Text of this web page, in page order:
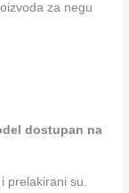
za negu
dostupan na
prelakirani su.